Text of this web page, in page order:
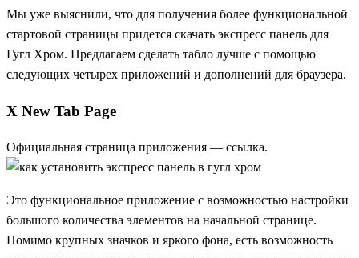
Мы уже выяснили, что для получения более функциональной
стартовой страницы придется скачать экспресс панель для
Гугл Хром. Предлагаем сделать табло лучше с помощью
следующих четырех приложений и дополнений для браузера.
X New Tab Page
Официальная страница приложения — ссылка.
Это функциональное приложение с возможностью настройки
большого количества элементов на начальной странице.
Помимо крупных значков и яркого фона, есть возможность